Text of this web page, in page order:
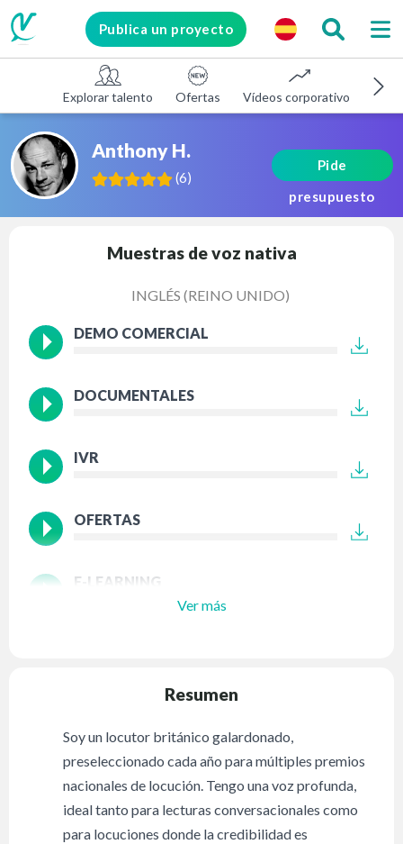
Publica un proyecto
Explorar talento Ofertas Vídeos corporativos E-
Anthony H.
(6)
Pide
presupuesto
Muestras de voz nativa
INGLÉS (REINO UNIDO)
DEMO COMERCIAL
DOCUMENTALES
IVR
OFERTAS
E-LEARNING
Ver más
Resumen
Soy un locutor británico galardonado,
preseleccionado cada año para múltiples premios
nacionales de locución. Tengo una voz profunda,
ideal tanto para lecturas conversacionales como
para locuciones donde la credibilidad es